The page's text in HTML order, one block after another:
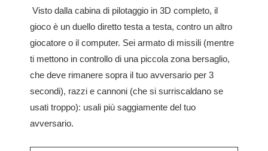
Visto dalla cabina di pilotaggio in 3D completo, il
gioco è un duello diretto testa a testa, contro un altro
giocatore o il computer. Sei armato di missili (mentre
ti mettono in controllo di una piccola zona bersaglio,
che deve rimanere sopra il tuo avversario per 3
secondi), razzi e cannoni (che si surriscaldano se
usati troppo): usali più saggiamente del tuo
avversario.